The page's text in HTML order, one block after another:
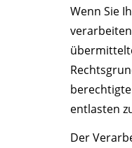
Wenn Sie
entlasten
Der